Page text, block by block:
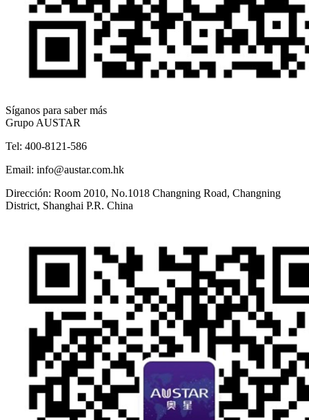
Síganos para saber más
Grupo AUSTAR
Tel: 400-8121-586
Email: info@austar.com.hk
Dirección: Room 2010, No.1018 Changning Road, Changning
District, Shanghai P.R. China